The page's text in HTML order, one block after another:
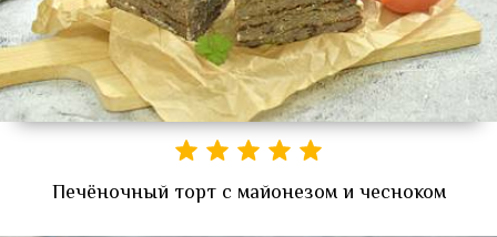
Печёночный торт с майонезом и чесноком